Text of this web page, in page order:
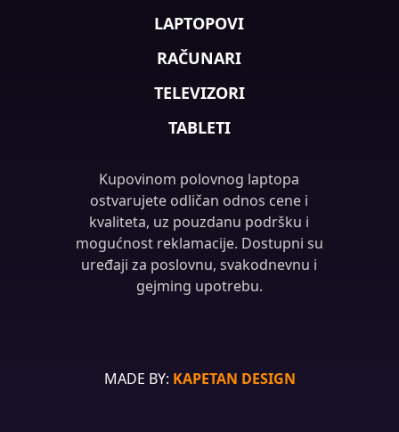
LAPTOPOVI
RAČUNARI
TELEVIZORI
TABLETI
Kupovinom polovnog laptopa
ostvarujete odličan odnos cene i
kvaliteta, uz pouzdanu podršku i
mogućnost reklamacije. Dostupni su
uređaji za poslovnu, svakodnevnu i
gejming upotrebu.
MADE BY: KAPETAN DESIGN